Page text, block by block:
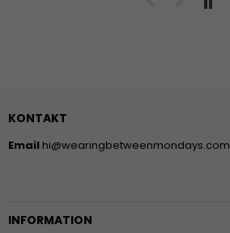
KONTAKT
Email hi@wearingbetweenmondays.com
INFORMATION